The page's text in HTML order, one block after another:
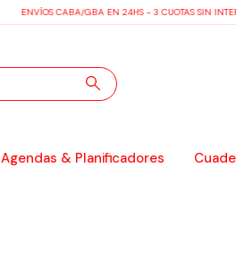
ENVÍOS CABA/GBA EN 24HS - 3 CUOTAS SIN
Agendas & Planificadores